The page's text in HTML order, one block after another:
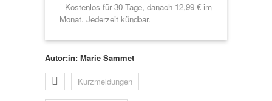
1 Kostenlos für 30 Tage, danach 12,99 € im
Monat. Jederzeit kündbar.
Autor:in: Marie Sammet
Kurzmeldungen